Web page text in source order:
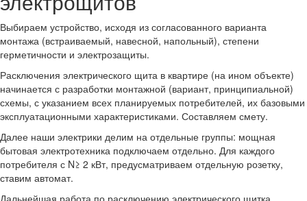
Выбираем устройство, исходя из согласованного варианта
монтажа (встраиваемый, навесной, напольный), степени
герметичности и электрозащиты.
Расключения электрического щита в квартире (на ином объекте)
начинается с разработки монтажной (вариант, принципиальной)
схемы, с указанием всех планируемых потребителей, их базовыми
эксплуатационными характеристиками. Составляем смету.
Далее наши электрики делим на отдельные группы: мощная
бытовая электротехника подключаем отдельно. Для каждого
потребителя с N≥ 2 кВт, предусматриваем отдельную розетку,
ставим автомат.
Дальнейшая работа по расключению электрического щитка